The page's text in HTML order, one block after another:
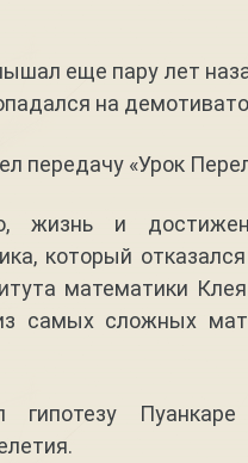
еще пару лет
на
передачу «Урок
жизнь и
который
математики
самых сложных
гипотезу